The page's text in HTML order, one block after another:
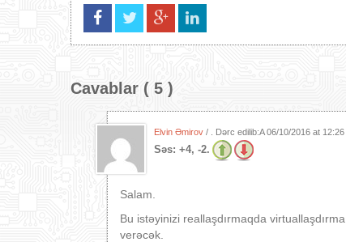
Cavablar ( 5 )
Elvin Əmirov / . Dərc edilib:A06/10/2016 at
Səs: +4, -2.
Salam.
Bu istəyinizi reallaşdırmaqda
verəcək.